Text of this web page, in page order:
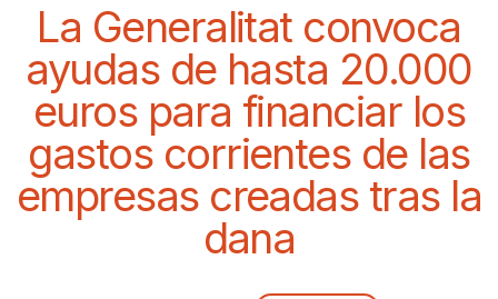
La Generalitat convoca
ayudas de hasta 20.000
euros para financiar los
gastos corrientes de las
empresas creadas tras la
dana